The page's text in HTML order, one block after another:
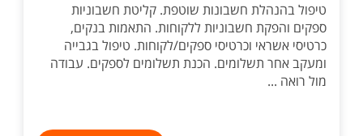
טיפול בהנהלת חשבונות שוטפת. קליטת חשבוניות
ספקים והפקת חשבוניות ללקוחות. התאמות בנקים,
כרטיסי אשראי וכרטיסי ספקים/לקוחות. טיפול בגבייה
ומעקב אחר תשלומים. הכנת תשלומים לספקים. עבודה
מול רואה ...